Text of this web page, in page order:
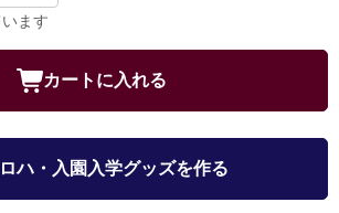
ます
カートに入れる
ハ・入園入学グッズを作る